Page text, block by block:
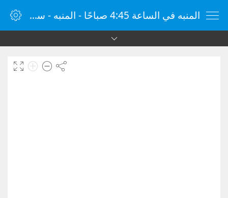
المنبه في الساعة 4:45 صباحًا - المنبه - ساعة منبه الإنترنت